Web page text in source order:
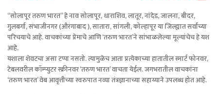
“सोलापूर तरुण भारत” हे नाव सोलापूर, धाराशिव, लातूर, नांदेड, जालना, बीदर,
गुलबर्गा, संभाजीनगर (औरंगाबाद ), सातारा, सांगली, कोल्हापूर या जिल्ह्यात सर्वांच्या
परिचयाचे आहे. वाचकांच्या प्रेमाचे आणि ‘तरुण भारत’ने सांभाळलेल्या मूल्यांचेच हे यश
आहे.
यशाला शेवटचा असा टप्पा नसतो. त्यामुळेच आता प्रत्येकाच्या हातातील स्मार्ट फोनवर,
टेबलवरील कॉम्प्युटर स्क्रीनवर ‘तरुण भारत’ वाचता येईल. जगभरातील वाचकांना
‘तरुण भारत’ वेब आवृत्तीच्या स्वरुपात नव्या तंत्रज्ञानाच्या सहाय्याने उपलब्ध होत आहे.